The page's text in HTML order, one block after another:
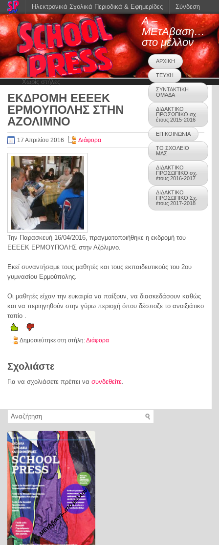
Α –
ΜΕτΑβαση…
στο μέλλον
ΑΡΧΙΚΗ
ΤΕΥΧΗ
ΣΥΝΤΑΚΤΙΚΗ
ΟΜΑΔΑ
ΔΙΔΑΚΤΙΚΟ
ΠΡΟΣΩΠΙΚΟ σχ.
έτους 2015-2016
ΕΠΙΚΟΙΝΩΝΙΑ
ΤΟ ΣΧΟΛΕΙΟ
ΜΑΣ
ΔΙΔΑΚΤΙΚΟ
ΠΡΟΣΩΠΙΚΟ σχ.
έτους 2016-2017
ΔΙΔΑΚΤΙΚΟ
ΠΡΟΣΩΠΙΚΟ Σχ.
έτους 2017-2018
Χωρίς στήλες
ΕΚΔΡΟΜΗ ΕΕΕΕΚ
ΕΡΜΟΥΠΟΛΗΣ ΣΤΗΝ
ΑΖΟΛΙΜΝΟ
17 Απριλίου 2016 Διάφορα
Την Παρασκευή 16/04/2016, πραγματοποιήθηκε η εκδρομή του
ΕΕΕΕΚ ΕΡΜΟΥΠΟΛΗΣ στην Αζόλιμνο.
Εκεί συναντήσαμε τους μαθητές και τους εκπαιδευτικούς του 2ου
γυμνασίου Ερμούπολης.
Οι μαθητές είχαν την ευκαιρία να παίξουν, να διασκεδάσουν καθώς
και να περιηγηθούν στην γύρω περιοχή όπου δέσποζε το ανοιξιάτικο
τοπίο .
Δημοσιεύτηκε στη στήλη:Διάφορα
Σχολιάστε
Για να σχολιάσετε πρέπει να συνδεθείτε.
Α - ΜΕτΑβαση...στο μέλλον
Ηλεκτρονικά Σχολικά Περιοδικά & Εφημερίδες Σύνδεση